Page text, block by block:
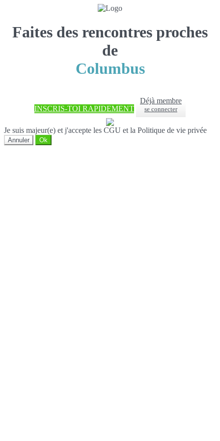
Faites des rencontres proches
de
Columbus
INSCRIS-TOI RAPIDEMENT
Déjà membre
se connecter
Je suis majeur(e) et j'accepte les CGU et la Politique de vie privée
Annuler Ok